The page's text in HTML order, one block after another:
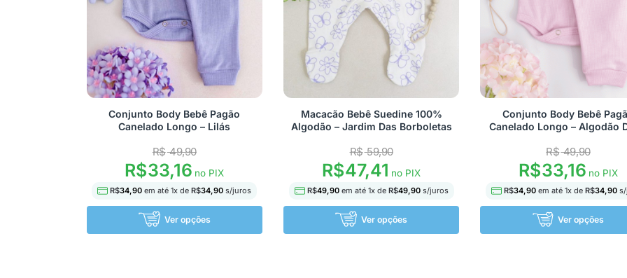
Conjunto Body Bebê Pagão
Canelado Longo – Lilás
R$49,90
R$33,16 no PIX
R$34,90 em até1x deR$34,90 s/juros
Ver opções
Macacão Bebê Suedine 100%
Algodão – Jardim Das Borboletas
R$59,90
R$47,41 no PIX
R$49,90 em até 1x de R$49,90s/juros
Ver opções
Conjunto Body Bebê
Canelado Longo – Algodão
R$49,90
R$33,16no PIX
R$34,90 em até 1x de R$34,90s/
Ver opções